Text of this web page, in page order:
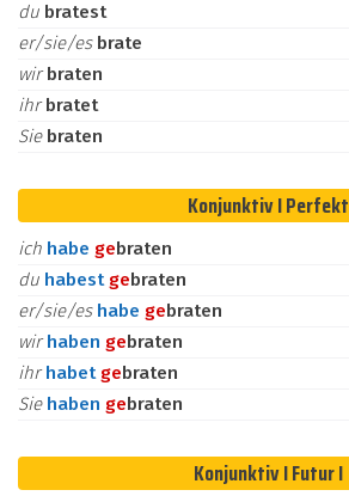
du bratest
er/sie/es brate
wirbraten
ihrbratet
Sie braten
Konjunktiv I Perfekt
ich habe gebraten
du habest gebraten
er/sie/es habe gebraten
wirhaben gebraten
ihrhabet gebraten
Sie haben gebraten
Konjunktiv I Futur I